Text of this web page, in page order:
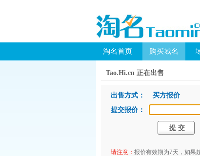
淘名首页 购买域名
Tao.Hi.cn 正在出售
出售方式： 买方报价
提交报价：
请注意： 报价有效期为7天，如果